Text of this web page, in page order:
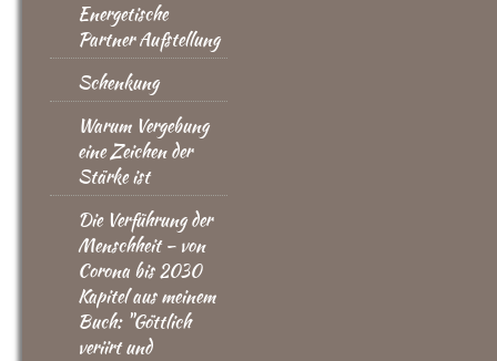
Energetische
Partner Aufstellung
Schenkung
Warum Vergebung
eine Zeichen der
Stärke ist
Die Verführung der
Menschheit – von
Corona bis 2030
Kapitel aus meinem
Buch: "Göttlich
veriirt und